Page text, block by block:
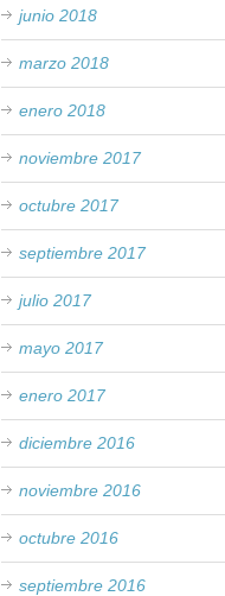
junio 2018
marzo 2018
enero 2018
noviembre 2017
octubre 2017
septiembre 2017
julio 2017
mayo 2017
enero 2017
diciembre 2016
noviembre 2016
octubre 2016
septiembre 2016